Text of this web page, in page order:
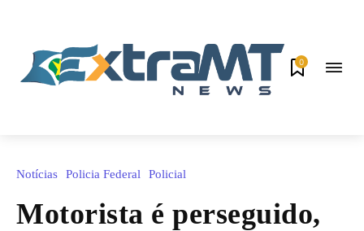
0
Notícias Policia Federal Policial
Motorista é perseguido,